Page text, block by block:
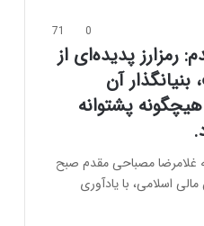
0
71
رمزارز پدیده‌ای از
آن
پشتوانه
غلامرضا مصباحی مقدم صبح
اسلامی، با یادآوری